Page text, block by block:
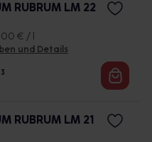
RUBRUM LM 22
€ / l
und Details
3
RUBRUM LM 21